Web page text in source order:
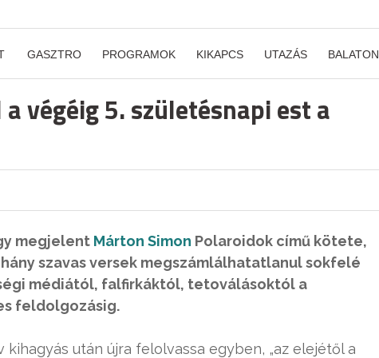
GASZTRO PROGRAMOK KIKAPCS UTAZÁS BALATON
végéig 5. születésnapi est a
megjelent Márton Simon Polaroidok című kötete,
szavas versek megszámlálhatatlanul sokfelé
médiától, falfirkáktól, tetoválásoktól a
feldolgozásig.
után újra felolvassa egyben, „az elejétől a